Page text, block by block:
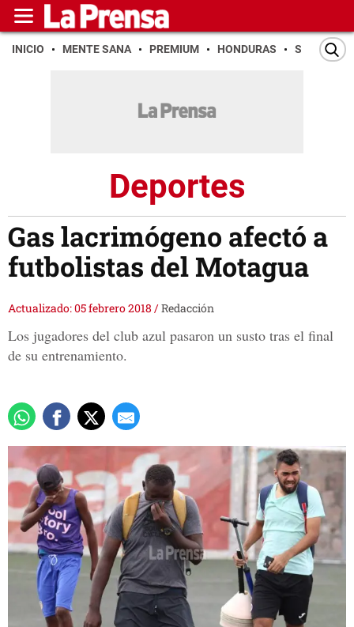
INICIO MENTE SANA PREMIUM HONDURAS SAN PEDRO
Deportes
Gas lacrimógeno afectó a
futbolistas del Motagua
Actualizado: 05 febrero 2018 /Redacción
Los jugadores del club azul pasaron un susto tras el final
de su entrenamiento.